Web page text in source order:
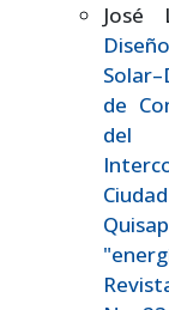
José
de
del